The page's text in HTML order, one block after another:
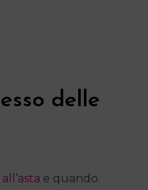
delle
e quando.